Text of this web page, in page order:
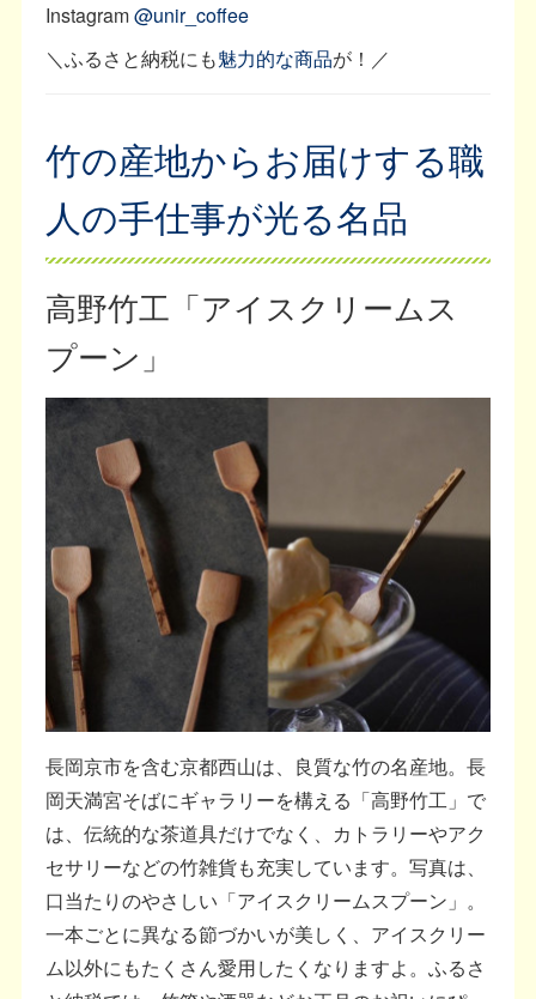
Instagram@unir_coffee
＼ふるさと納税にも魅力的な商品が！／
竹の産地からお届けする職
人の手仕事が光る名品
高野竹工「アイスクリームス
プーン」
長岡京市を含む京都西山は、良質な竹の名産地。長
岡天満宮そばにギャラリーを構える「高野竹工」で
は、伝統的な茶道具だけでなく、カトラリーやアク
セサリーなどの竹雑貨も充実しています。写真は、
口当たりのやさしい「アイスクリームスプーン」。
一本ごとに異なる節づかいが美しく、アイスクリー
ム以外にもたくさん愛用したくなりますよ。ふるさ